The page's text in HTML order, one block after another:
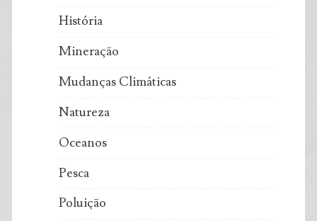
História
Mineração
Mudanças Climáticas
Natureza
Oceanos
Pesca
Poluição